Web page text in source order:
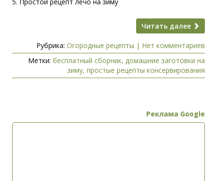
Читать далее
Рубрика: Огородные рецепты | Нет комментариев
Метки: бесплатный сборник, домашние заготовки на
зиму, простые рецепты консервирования
Реклама Google